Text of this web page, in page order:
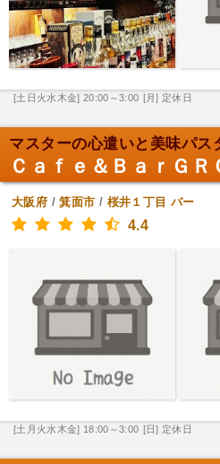
[土日火水木金] 20:00～3:00 [月] 定休日
マスターの心遣いと美味パス
Ｃａｆｅ＆ＢａｒＧＲ
大阪府 /箕面市 / 桜井１丁目 バー
4.4
[土月火水木金] 18:00～3:00 [日] 定休日